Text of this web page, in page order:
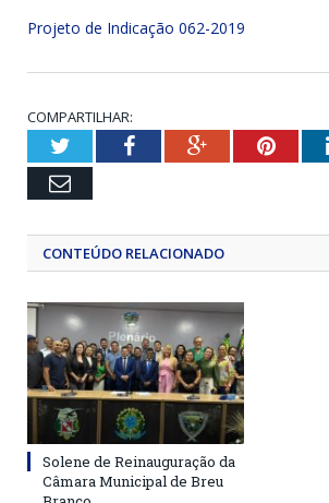
Projeto de Indicação 062-2019
COMPARTILHAR:
TwitterFacebookGoogle+
Email
CONTEÚDO RELACIONADO
Solene de Reinauguração da
Câmara Municipal de Breu